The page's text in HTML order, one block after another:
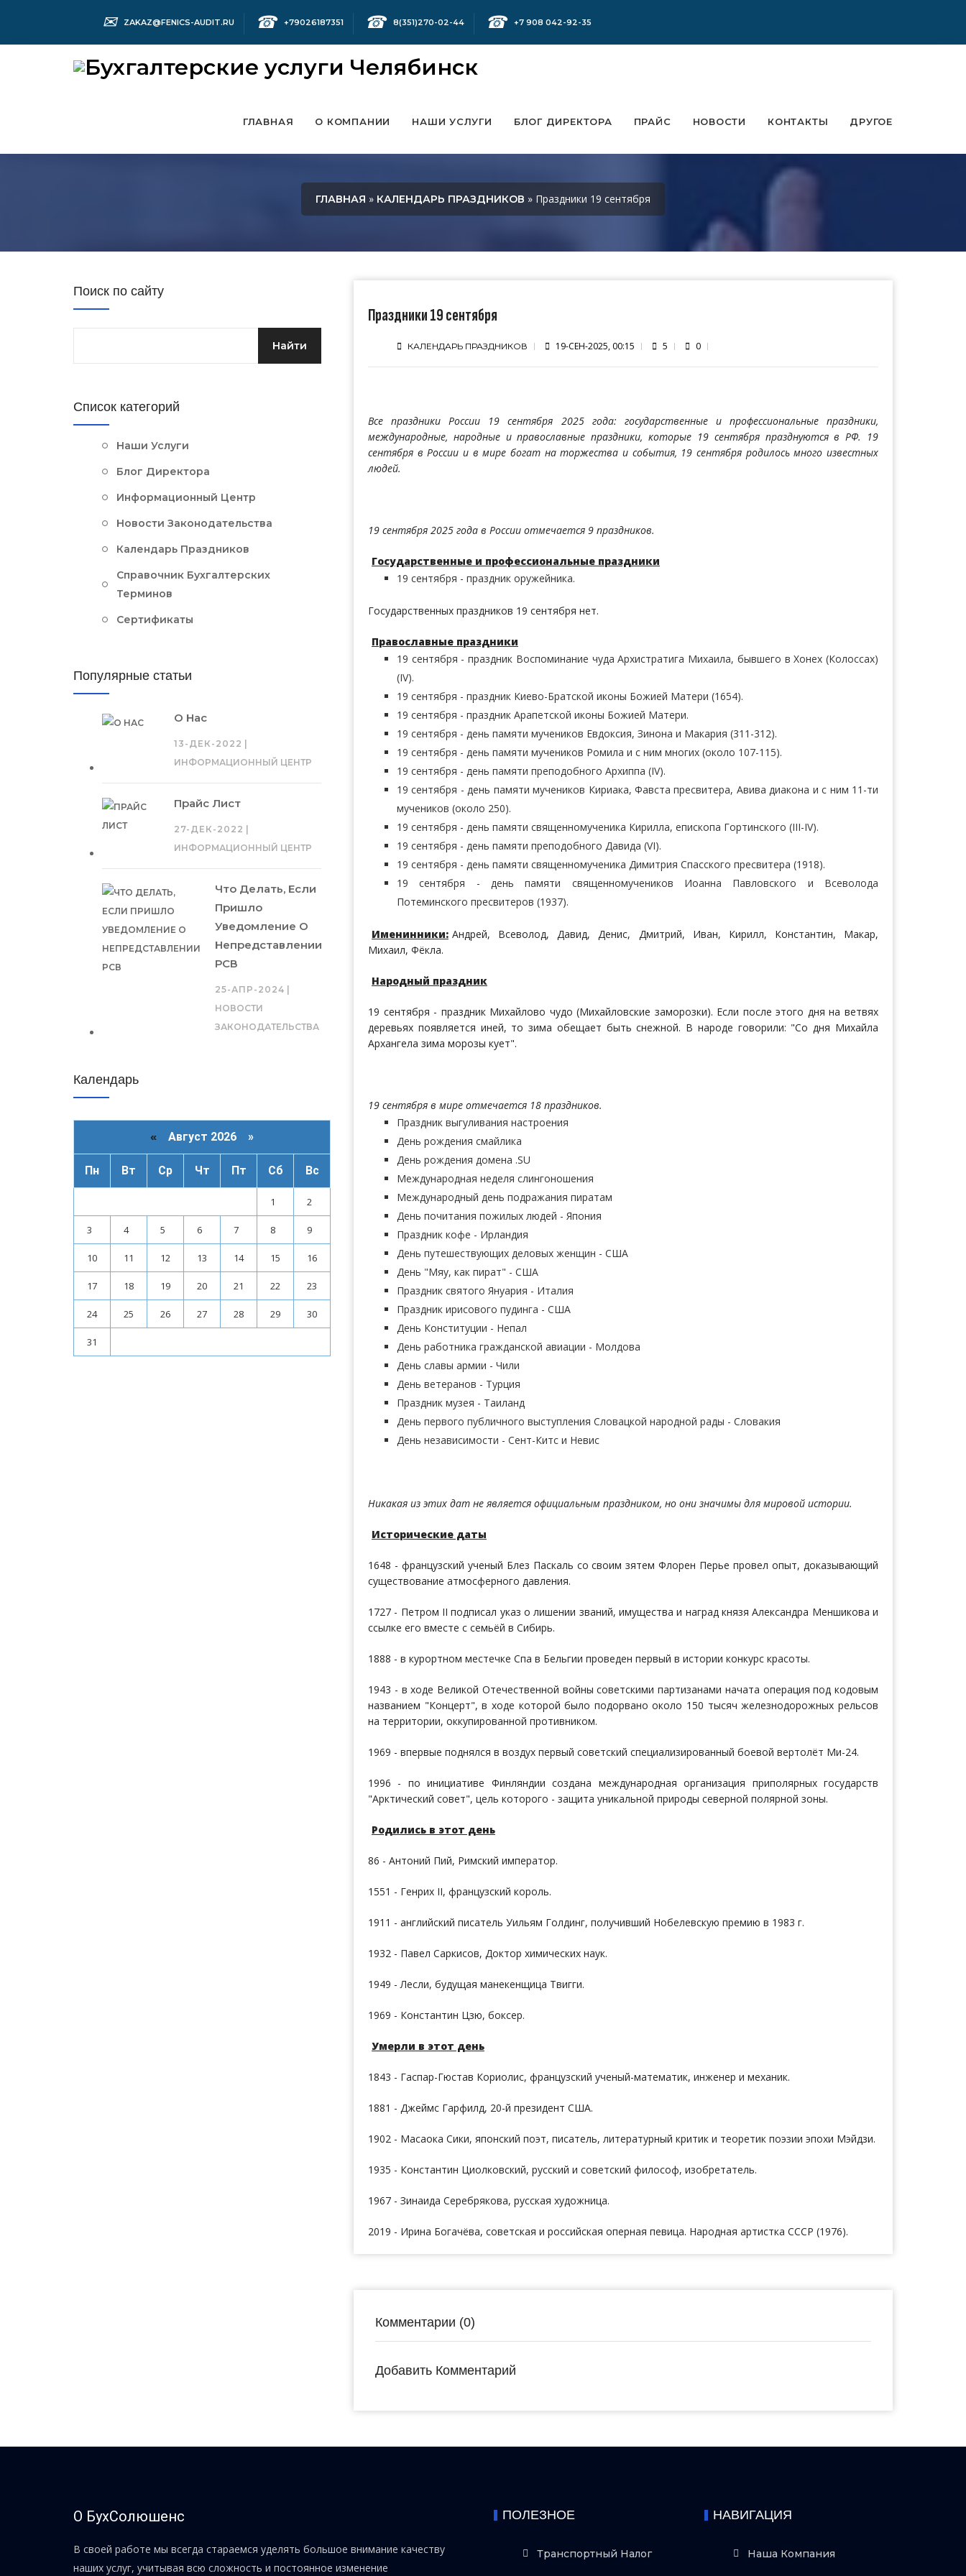
✉ ZAKAZ@FENICS-AUDIT.RU ☎ +79026187351 ☎ 8(351)270-02-44 ☎ +7 908 042-92-35
ГЛАВНАЯ О КОМПАНИИ НАШИ УСЛУГИ БЛОГ ДИРЕКТОРА ПРАЙС НОВОСТИ КОНТАКТЫ ДРУГОЕ
ГЛАВНАЯ » КАЛЕНДАРЬ ПРАЗДНИКОВ » Праздники 19 сентября
Праздники 19 сентября
КАЛЕНДАРЬ ПРАЗДНИКОВ 19-СЕН-2025, 00:15 5 0
Все праздники России 19 сентября 2025 года: государственные и профессиональные праздники,
международные, народные и православные праздники, которые 19 сентября празднуются в РФ. 19
сентября в России и в мире богат на торжества и события, 19 сентября родилось много известных
людей.
19 сентября 2025 года в России отмечается 9 праздников.
Государственные и профессиональные праздники
19 сентября - праздник оружейника.
Государственных праздников 19 сентября нет.
Православные праздники
19 сентября - праздник Воспоминание чуда Архистратига Михаила, бывшего в Хонех (Колоссах)
(IV).
19 сентября - праздник Киево-Братской иконы Божией Матери (1654).
19 сентября - праздник Арапетской иконы Божией Матери.
19 сентября - день памяти мучеников Евдоксия, Зинона и Макария (311-312).
19 сентября - день памяти мучеников Ромила и с ним многих (около 107-115).
19 сентября - день памяти преподобного Архиппа (IV).
19 сентября - день памяти мучеников Кириака, Фавста пресвитера, Авива диакона и с ним 11-ти
мучеников (около 250).
19 сентября - день памяти священномученика Кирилла, епископа Гортинского (III-IV).
19 сентября - день памяти преподобного Давида (VI).
19 сентября - день памяти священномученика Димитрия Спасского пресвитера (1918).
19 сентября - день памяти священномучеников Иоанна Павловского и Всеволода
Потеминского пресвитеров (1937).
Именинники: Андрей, Всеволод, Давид, Денис, Дмитрий, Иван, Кирилл, Константин, Макар,
Михаил, Фёкла.
Народный праздник
19 сентября - праздник Михайлово чудо (Михайловские заморозки). Если после этого дня на ветвях
деревьях появляется иней, то зима обещает быть снежной. В народе говорили: "Со дня Михайла
Архангела зима морозы кует".
19 сентября в мире отмечается 18 праздников.
Праздник выгуливания настроения
День рождения смайлика
День рождения домена .SU
Международная неделя слингоношения
Международный день подражания пиратам
День почитания пожилых людей - Япония
Праздник кофе - Ирландия
День путешествующих деловых женщин - США
День "Мяу, как пират" - США
Праздник святого Януария - Италия
Праздник ирисового пудинга - США
День Конституции - Непал
День работника гражданской авиации - Молдова
День славы армии - Чили
День ветеранов - Турция
Праздник музея - Таиланд
День первого публичного выступления Словацкой народной рады - Словакия
День независимости - Сент-Китс и Невис
Никакая из этих дат не является официальным праздником, но они значимы для мировой истории.
Исторические даты
1648 - французский ученый Блез Паскаль со своим зятем Флорен Перье провел опыт, доказывающий
существование атмосферного давления.
1727 - Петром II подписал указ о лишении званий, имущества и наград князя Александра Меншикова и
ссылке его вместе с семьёй в Сибирь.
1888 - в курортном местечке Спа в Бельгии проведен первый в истории конкурс красоты.
1943 - в ходе Великой Отечественной войны советскими партизанами начата операция под кодовым
названием "Концерт", в ходе которой было подорвано около 150 тысяч железнодорожных рельсов
на территории, оккупированной противником.
1969 - впервые поднялся в воздух первый советский специализированный боевой вертолёт Ми-24.
1996 - по инициативе Финляндии создана международная организация приполярных государств
"Арктический совет", цель которого - защита уникальной природы северной полярной зоны.
Родились в этот день
86 - Антоний Пий, Римский император.
1551 - Генрих II, французский король.
1911 - английский писатель Уильям Голдинг, получивший Нобелевскую премию в 1983 г.
1932 - Павел Саркисов, Доктор химических наук.
1949 - Лесли, будущая манекенщица Твигги.
1969 - Константин Цзю, боксер.
Умерли в этот день
1843 - Гаспар-Гюстав Кориолис, французский ученый-математик, инженер и механик.
1881 - Джеймс Гарфилд, 20-й президент США.
1902 - Масаока Сики, японский поэт, писатель, литературный критик и теоретик поэзии эпохи Мэйдзи.
1935 - Константин Циолковский, русский и советский философ, изобретатель.
1967 - Зинаида Серебрякова, русская художница.
2019 - Ирина Богачёва, советская и российская оперная певица. Народная артистка СССР (1976).
Комментарии (0)
Добавить Комментарий
Поиск по сайту
Список категорий
Наши Услуги
Блог Директора
Информационный Центр
Новости Законодательства
Календарь Праздников
Справочник Бухгалтерских
Терминов
Сертификаты
Популярные статьи
О Нас
13-ДЕК-2022
ИНФОРМАЦИОННЫЙ ЦЕНТР
Прайс Лист
27-ДЕК-2022
ИНФОРМАЦИОННЫЙ ЦЕНТР
Что Делать, Если
Пришло
Уведомление О
Непредставлении
РСВ
25-АПР-2024
НОВОСТИ
ЗАКОНОДАТЕЛЬСТВА
Календарь
« Август 2026 »
Пн Вт Ср Чт Пт Сб Вс
1 2
3 4 5 6 7 8 9
10 11 12 13 14 15 16
17 18 19 20 21 22 23
24 25 26 27 28 29 30
31
О БухСолюшенс
В своей работе мы всегда стараемся уделять большое внимание качеству
наших услуг, учитывая всю сложность и постоянное изменение
ПОЛЕЗНОЕ
Транспортный Налог
НАВИГАЦИЯ
Наша Компания